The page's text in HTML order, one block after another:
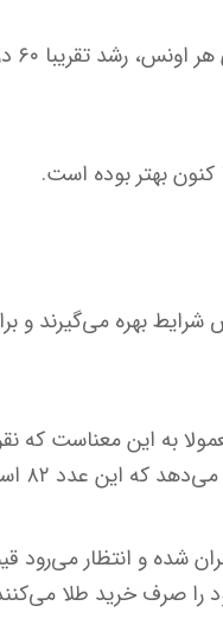
بهره می‌گیرند و
بالایی را نشان دهد مثلا بالای ۸۰ باشد،
که این عدد ۸۲ است.
که نقره گران شده و انتظار
را صرف خرید طلا